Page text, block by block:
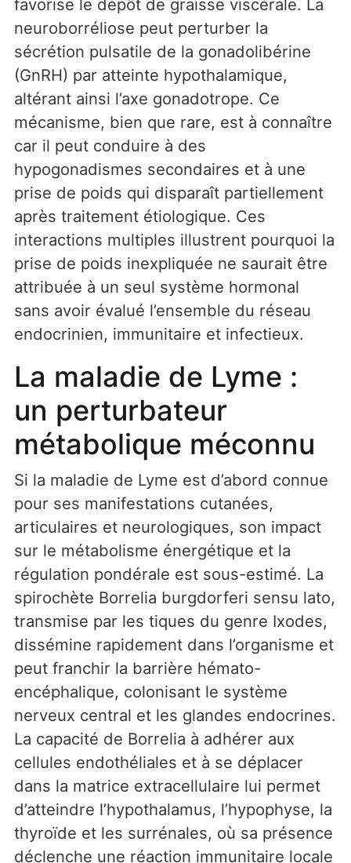
favorise le dépôt de graisse viscérale. La
neuroborréliose peut perturber la
sécrétion pulsatile de la gonadolibérine
(GnRH) par atteinte hypothalamique,
altérant ainsi l’axe gonadotrope. Ce
mécanisme, bien que rare, est à connaître
car il peut conduire à des
hypogonadismes secondaires et à une
prise de poids qui disparaît partiellement
après traitement étiologique. Ces
interactions multiples illustrent pourquoi la
prise de poids inexpliquée ne saurait être
attribuée à un seul système hormonal
sans avoir évalué l’ensemble du réseau
endocrinien, immunitaire et infectieux.
La maladie de Lyme :
un perturbateur
métabolique méconnu
Si la maladie de Lyme est d’abord connue
pour ses manifestations cutanées,
articulaires et neurologiques, son impact
sur le métabolisme énergétique et la
régulation pondérale est sous-estimé. La
spirochète Borrelia burgdorferi sensu lato,
transmise par les tiques du genre Ixodes,
dissémine rapidement dans l’organisme et
peut franchir la barrière hémato-
encéphalique, colonisant le système
nerveux central et les glandes endocrines.
La capacité de Borrelia à adhérer aux
cellules endothéliales et à se déplacer
dans la matrice extracellulaire lui permet
d’atteindre l’hypothalamus, l’hypophyse, la
thyroïde et les surrénales, où sa présence
déclenche une réaction immunitaire locale